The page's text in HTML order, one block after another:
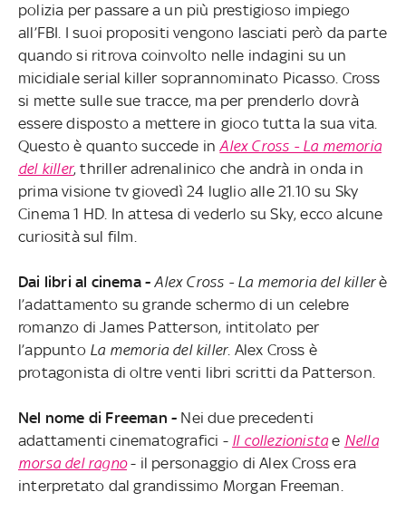
polizia per passare a un più prestigioso impiego
all’FBI. I suoi propositi vengono lasciati però da parte
quando si ritrova coinvolto nelle indagini su un
micidiale serial killer soprannominato Picasso. Cross
si mette sulle sue tracce, ma per prenderlo dovrà
essere disposto a mettere in gioco tutta la sua vita.
Questo è quanto succede inAlex Cross - La memoria
del killer, thriller adrenalinico che andrà in onda in
prima visione tv giovedì 24 luglio alle 21.10 su Sky
Cinema 1 HD. In attesa di vederlo su Sky, ecco alcune
curiosità sul film.
Dai libri al cinema - Alex Cross - La memoria del killerè
l’adattamento su grande schermo di un celebre
romanzo di James Patterson, intitolato per
l’appunto La memoria del killer. Alex Cross è
protagonista di oltre venti libri scritti da Patterson.
Nel nome di Freeman - Nei due precedenti
adattamenti cinematografici - Il collezionistae Nella
morsa del ragno- il personaggio di Alex Cross era
interpretato dal grandissimo Morgan Freeman.